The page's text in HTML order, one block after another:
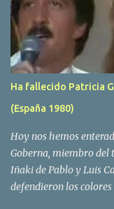
estudiante de medicina
juntos,Santos a la
salto al mercado
propia Amaia Saizar,
recibió por parte de la
un nuevo grupo,
Yolanda Hoyos. Con
Ha fallecido Patricia
(España 1980)
Hoy nos hemos
Goberna, miembro
Iñaki de Pablo y Luis
defendieron los colores